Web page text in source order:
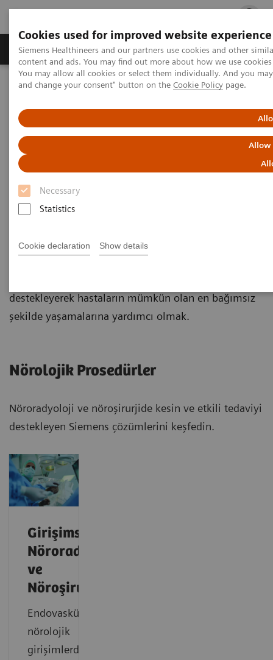
Cookies used for improved website experience
Siemens Healthineers and our partners use cookies and other
content and ads. You may find out more about how we use
You may allow all cookies or select them individually. And you
and change your consent" button on the Cookie Policy page.
Allow
Necessary
Statistics
Cookie declaration Show details
Ürün ve Hizmetler Öne Çıkanlar Sağlık
Siemens Healthineers Türkiye
Klinik Alanlar
Klinik Nörolojik Bilimler
Siemens’in sunduğu inovasyonlarla, nöroloji
uzmanları, hastalarının müziğe ayak
uydurmalarını sağlıyor.
Nörolojik hastalıklar, sevdiklerimizle mutlu ve özgür
destekleyerek hastaların mümkün olan en bağımsız
şekilde yaşamalarına yardımcı olmak.
Nörolojik Prosedürler
Nöroradyoloji ve nöroşirurjide kesin ve etkili tedaviyi
destekleyen Siemens çözümlerini keşfedin.
Girişimsel
Nöroradyoloji
ve
Nöroşirurji
Endovasküler
nörolojik
girişimlerde